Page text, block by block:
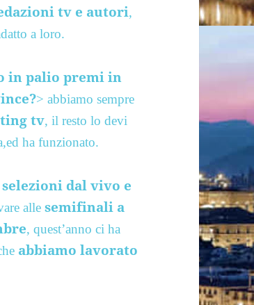
tv e autori,
a loro.
in palio premi in
> abbiamo sempre
tv, il resto lo devi
ha funzionato.
dal vivo e
allesemifinali a
, quest’anno ci ha
abbiamo lavorato